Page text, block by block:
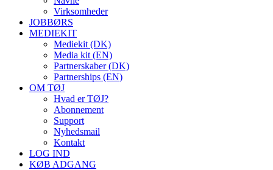
Virksomheder
JOBBØRS
MEDIEKIT
Mediekit (DK)
Media kit (EN)
Partnerskaber (DK)
Partnerships (EN)
OM TØJ
Hvad er TØJ?
Abonnement
Support
Nyhedsmail
Kontakt
LOG IND
KØB ADGANG